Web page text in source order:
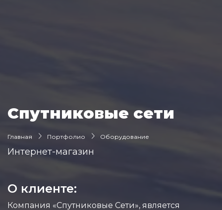
Спутниковые сети
Главная Портфолио Оборудование
Интернет-магазин
О клиенте:
Компания «Спутниковые Сети», является